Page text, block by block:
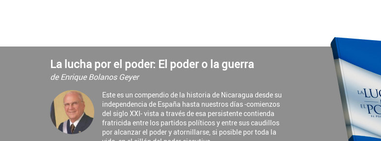
La lucha por el poder: El poder o la guerra
de Enrique Bolanos Geyer
Este es un compendio de la historia de Nicaragua desde su
independencia de España hasta nuestros días -comienzos
del siglo XXI- vista a través de esa persistente contienda
fratricida entre los partidos políticos y entre sus caudillos
por alcanzar el poder y atornillarse, si posible por toda la